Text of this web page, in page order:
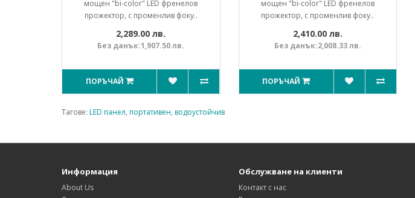
мощен "bi-color" LED френелов
прожектор, с променлив фоку..
2,289.00 лв.
Без данък:1,907.50 лв.
ПОРЪЧАЙ
мощен "bi-color" LED френелов
прожектор, с променлив фоку..
2,410.00 лв.
Без данък:2,008.33 лв.
ПОРЪЧАЙ
Тагове: LED панел, портативен, водоустойчив
Информация
About Us
Обслужване на клиенти
Контакт с нас